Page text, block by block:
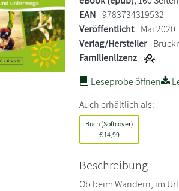
EAN 9783734319532
Veröffentlicht Mai 2020
Verlag/Hersteller
Familienlizenz
Leseprobe öffnen
Auch erhältlich als:
Buch (Softcover)
€ 14,99
Beschreibung
Ob beim Wandern, im